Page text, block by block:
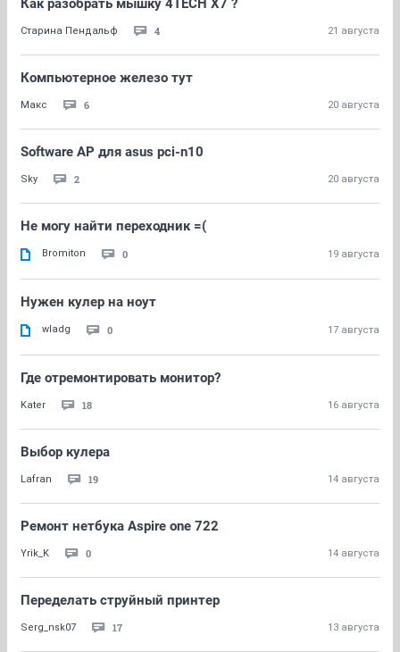
Как разобрать мышку 4TECH X7 ?
Старина Пендальф 4 21 августа
Компьютерное железо тут
Макс 6 20 августа
Software AP для asus pci-n10
Sky 2 20 августа
Не могу найти переходник =(
Bromiton 0 19 августа
Нужен кулер на ноут
wladg 0 17 августа
Где отремонтировать монитор?
Kater 18 16 августа
Выбор кулера
Lafran 19 14 августа
Ремонт нетбука Aspire one 722
Yrik_K 0 14 августа
Переделать струйный принтер
Serg_nsk07 17 13 августа